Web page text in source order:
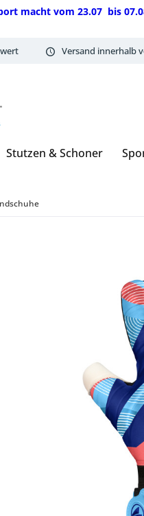
macht vom 23.07 bis
Versand innerhalb
Stutzen & Schoner